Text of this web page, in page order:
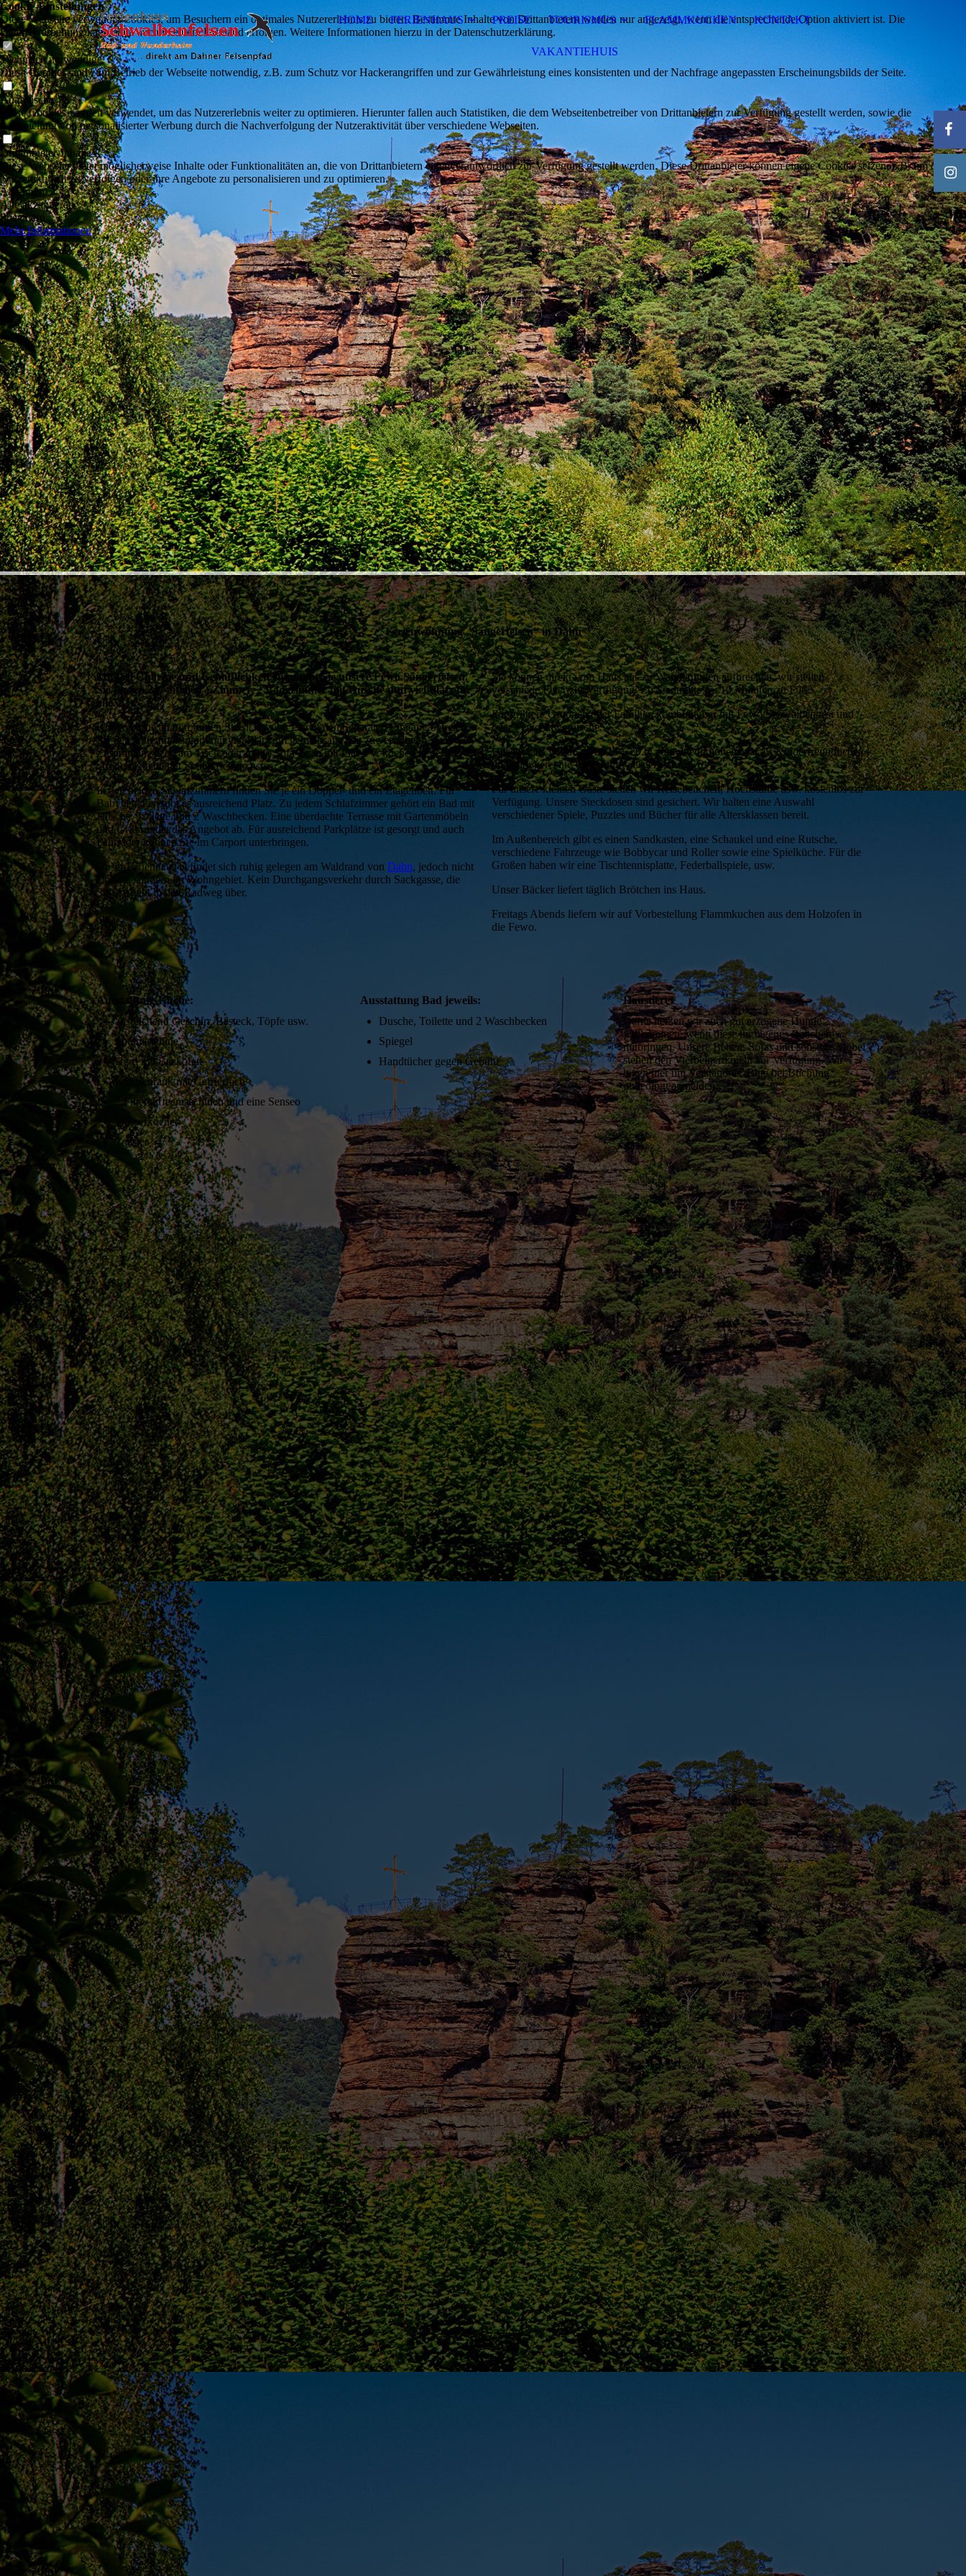
HOME FERIENHAUS PREISE TOURISMUS FLAMMKUCHEN KONTAKT
VAKANTIEHUIS
Ferien­wohnung „Sänger­felsen“ in Dahn
Mit viel Charme und Gemütlichkeit empfängt Sie unsere Fewo Sängerfelsen.
Sie finden 2 (Familien-) Zimmer, 2 Badezimmer mit Dusche und viel Platz für
alle.
Kommen Sie an und fühlen Sie sich wohl. Durch den Separaten Eingang betreten
Sie den Aufenthaltsraum mit viel Platz um gemeinsam Zeit zu verbringen.
Zusammen sitzen am Tisch oder in der Sofa-Ecke mit Flat-TV, kochen in der
offenen Küche mit Spülmaschine usw.
In den beiden Schlafzimmern finden Sie je ein Doppel- und ein Etagenbett. Für
Baby­bettchen gibt es ausreichend Platz. Zu jedem Schlafzimmer gehört ein Bad mit
Dusche, Toilette und 2 Waschbecken. Eine überdachte Terrasse mit Gartenmöbeln
und Grill rundet das Angebot ab. Für ausreichend Parkplätze ist gesorgt und auch
Fahrräder können Sie im Carport unterbringen.
Unser Ferienhaus befindet sich ruhig gelegen am Waldrand vonDahn, jedoch nicht
einsam, sondern im Wohngebiet. Kein Durchgangsverkehr durch Sackgasse, die
Strasse geht in den Radweg über.
Sie können direkt vom Haus aus zu Wanderungen aufbrechen, wir stellen
verschiede Flyer zur Verfügung. Zu Stadtmitte ca. 10 Minuten zu Fuß.
Für größere Gruppen oder Familien kombinierbar mit Fewo Schwalbennest und /
oder Fewo Elwetritsche.
Unser Haus wurde im 2022 + 2024 zum wiederholten Mal als Kinderfreundliche
und babygerechte Unterkunft ausgezeichnet.
Für unsere kleinen Gäste stellen wir Reisebettchen, Hochstühle usw. kostenlos zur
Verfügung. Unsere Steckdosen sind gesichert. Wir halten eine Auswahl
verschiedener Spiele, Puzzles und Bücher für alle Altersklassen bereit.
Im Außenbereich gibt es einen Sandkasten, eine Schaukel und eine Rutsche,
verschiedene Fahrzeuge wie Bobbycar und Roller sowie eine Spielküche. Für die
Großen haben wir eine Tischtennisplatte, Federballspiele, usw.
Unser Bäcker liefert täglich Brötchen ins Haus.
Freitags Abends liefern wir auf Vorbestellung Flammkuchen aus dem Holzofen in
die Fewo.
Ausstattung Küche:
ausreichend Geschirr, Besteck, Töpfe usw.
Spülmaschine
Herd mit Backofen
Kühlschrank mit Gefrierfach
2 Filterkaffeemaschinen und eine Senseo
Wasserkocher
Toaster
Ausstattung Bad jeweils:
Dusche, Toilette und 2 Waschbecken
Spiegel
Handtücher gegen Gebühr
Haustiere:
Gerne heißen wir auch gut erzogene Hunde
willkommen, wenn diese ihr eigenes Bettchen
mitbringen. Unsere Betten, Sofas und sonstige Möbel
stehen den Vierbeinern nicht zur Verfügung. Wir
bitten hier um Verständnis. Bitte bei Buchung
unbedingt anmelden.
Cookie-Einstellungen
Diese Webseite verwendet Cookies, um Besuchern ein optimales Nutzererlebnis zu bieten. Bestimmte Inhalte von Drittanbietern werden nur angezeigt, wenn die entsprechende Option aktiviert ist. Die
Datenverarbeitung kann dann auch in einem Drittland erfolgen. Weitere Informationen hierzu in der Datenschutzerklärung.
Technisch notwendige
Diese Cookies sind zum Betrieb der Webseite notwendig, z.B. zum Schutz vor Hackerangriffen und zur Gewährleistung eines konsistenten und der Nachfrage angepassten Erscheinungsbilds der Seite.
Analytische
Diese Cookies werden verwendet, um das Nutzererlebnis weiter zu optimieren. Hierunter fallen auch Statistiken, die dem Webseitenbetreiber von Drittanbietern zur Verfügung gestellt werden, sowie die
Ausspielung von personalisierter Werbung durch die Nachverfolgung der Nutzeraktivität über verschiedene Webseiten.
Drittanbieter-Inhalte
Diese Webseite bietet möglicherweise Inhalte oder Funktionalitäten an, die von Drittanbietern eigenverantwortlich zur Verfügung gestellt werden. Diese Drittanbieter können eigene Cookies setzen, z.B. um die
Nutzeraktivität zu verfolgen oder ihre Angebote zu personalisieren und zu optimieren.
Ablehnen
Alle akzeptieren
Speichern
Mehr Informationen